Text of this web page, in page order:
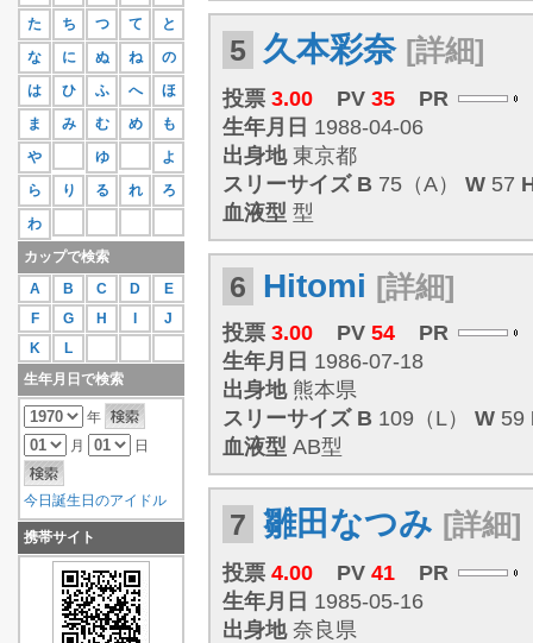
た
ち つ て
と
な
に ぬ ね
の
は
ひ ふ へ
ほ
ま
み む め
も
や
ゆ
よ
ら
り る れ
ろ
わ
カップで検索
A
B C D
E
F
G H
J
K
L
生年月日で検索
年
月
日
今日誕生日のアイドル
携帯サイト
5 久本彩奈 [詳細]
投票 3.00 PV 35
PR
生年月日 1988-04-06
出身地東京都
スリーサイズ B 75（A） W 57
血液型 型
6 Hitomi [詳細]
投票 3.00 PV 54
PR
生年月日 1986-07-18
出身地熊本県
スリーサイズ B 109（L） W 59
血液型 AB型
7 雛田なつみ [詳細]
投票 4.00 PV 41
PR
生年月日 1985-05-16
出身地奈良県